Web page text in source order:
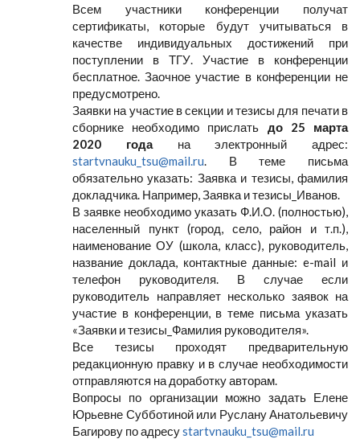
Всем участники конференции получат
сертификаты, которые будут учитываться в
качестве индивидуальных достижений при
поступлении в ТГУ. Участие в конференции
бесплатное. Заочное участие в конференции не
предусмотрено.
Заявки на участие в секции и тезисы для печати в
сборнике необходимо прислать до 25 марта
2020 годана электронный адрес:
startvnauku_tsu@mail.ru. В теме письма
обязательно указать: Заявка и тезисы, фамилия
докладчика. Например, Заявка и тезисы_Иванов.
В заявке необходимо указать Ф.И.О. (полностью),
населенный пункт (город, село, район и т.п.),
наименование ОУ (школа, класс), руководитель,
название доклада, контактные данные: e-mail и
телефон руководителя. В случае если
руководитель направляет несколько заявок на
участие в конференции, в теме письма указать
«Заявки и тезисы_Фамилия руководителя».
Все тезисы проходят предварительную
редакционную правку и в случае необходимости
отправляются на доработку авторам.
Вопросы по организации можно задать Елене
Юрьевне Субботиной или Руслану Анатольевичу
Багирову по адресуstartvnauku_tsu@mail.ru